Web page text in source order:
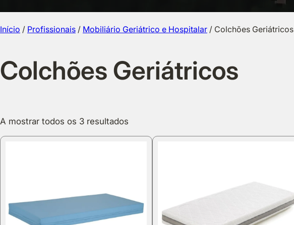
Início / Profissionais / Mobiliário Geriátrico e Hospitalar / Colchões Geriátricos
Colchões Geriátricos
A mostrar todos os 3 resultados